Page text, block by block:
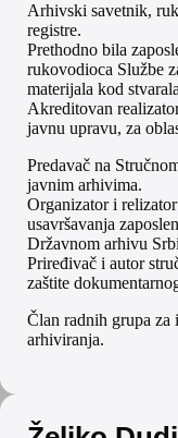
Arhivski savetnik,
registre.
Prethodno bila
rukovodioca Službe
materijala kod
Akreditovan
javnu upravu, za
Predavač na
javnim arhivima.
Organizator i
usavršavanja
Državnom arhivu
Priređivač i autor
zaštite
Član radnih grupa za
arhiviranja.